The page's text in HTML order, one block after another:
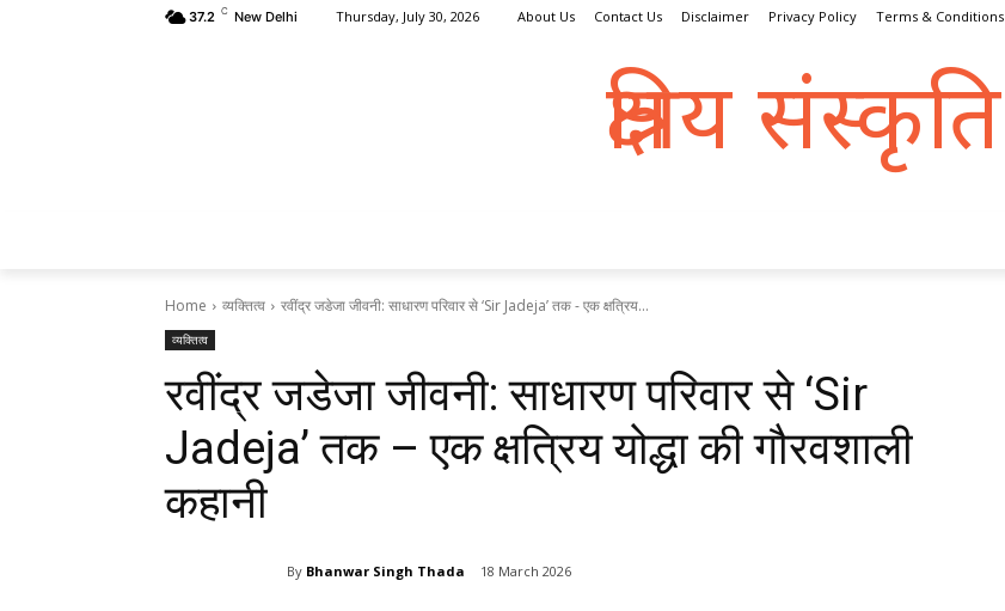
37.2 C New Delhi Thursday, July 30, 2026 About Us Contact Us Disclaimer Privacy Policy Terms & Conditions
क्षत्रिय संस्कृति
Home व्यक्तित्व रवींद्र जडेजा जीवनी: साधारण परिवार से ‘Sir Jadeja’ तक - एक क्षत्रिय...
व्यक्तित्व
रवींद्र जडेजा जीवनी: साधारण परिवार से ‘Sir
Jadeja’ तक – एक क्षत्रिय योद्धा की गौरवशाली
कहानी
By Bhanwar Singh Thada 18 March 2026